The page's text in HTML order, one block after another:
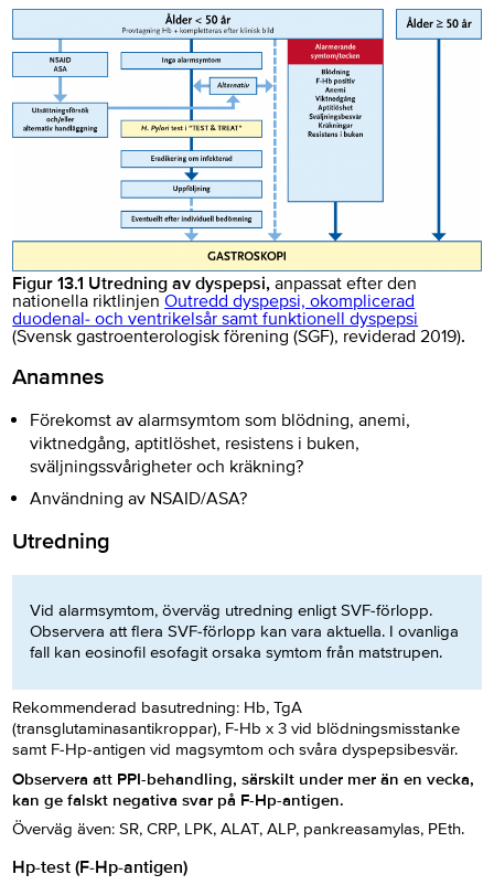
Figur 13.1 Utredning av dyspepsi,anpassat efter den
nationella riktlinjenOutredd dyspepsi, okomplicerad
duodenal- och ventrikelsår samt funktionell dyspepsi
(Svensk gastroenterologisk förening (SGF), reviderad 2019).
Anamnes
Förekomst av alarmsymtom som blödning, anemi,
viktnedgång, aptitlöshet, resistens i buken,
sväljningssvårigheter och kräkning?
Användning av NSAID/ASA?
Utredning
Vid alarmsymtom, överväg utredning enligt SVF-förlopp.
Observera att flera SVF-förlopp kan vara aktuella. I ovanliga
fall kan eosinofil esofagit orsaka symtom från matstrupen.
Rekommenderad basutredning: Hb, TgA
(transglutaminasantikroppar), F-Hb x 3 vid blödningsmisstanke
samt F-Hp-antigen vid magsymtom och svåra dyspepsibesvär.
Observera att PPI-behandling, särskilt under mer än en vecka,
kan ge falskt negativa svar på F-Hp-antigen.
Överväg även: SR, CRP, LPK, ALAT, ALP, pankreasamylas, PEth.
Hp-test (F-Hp-antigen)